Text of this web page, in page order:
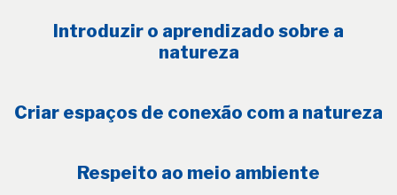
Introduzir o aprendizado sobre a
natureza
Criar espaços de conexão com a natureza
Respeito ao meio ambiente